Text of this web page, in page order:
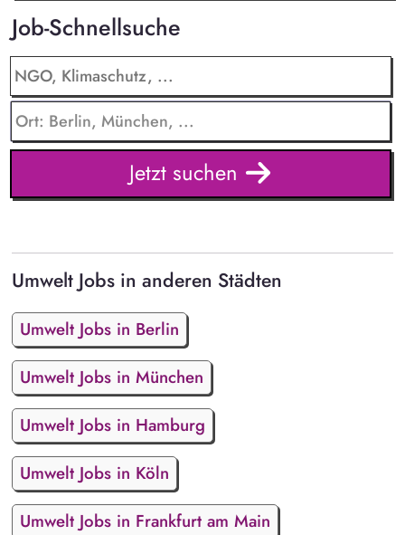
Job-Schnellsuche
Jetzt suchen
Umwelt Jobs in anderen Städten
Umwelt Jobs in Berlin
Umwelt Jobs in München
Umwelt Jobs in Hamburg
Umwelt Jobs in Köln
Umwelt Jobs in Frankfurt am Main